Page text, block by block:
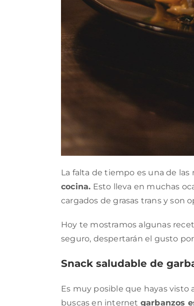
La falta de tiempo es una de
cocina. Esto lleva en muchas
cargados de grasas trans y son
Hoy te mostramos algunas
seguro, despertarán el gusto
Snack saludable de
Es muy posible que hayas visto
buscas en internet garbanzos